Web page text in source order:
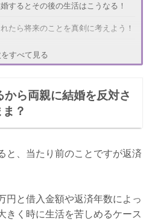
するとその後の生活はこうなる！
たら将来のことを真剣に考えよう！
をすべて見る
ら両親に結婚を反対さ
？
と、当たり前のことですが返済
円と借入金額や返済年数によっ
きく時に生活を苦しめるケース